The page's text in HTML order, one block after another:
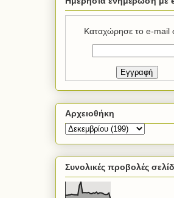
Καταχώρησε το e-mail
Αρχειοθήκη
Συνολικές προβολές